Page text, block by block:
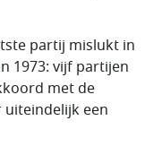
partij mislukt in
1973: vijf partijen
met de
een